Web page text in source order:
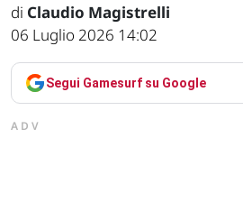
di Claudio Magistrelli
06 Luglio 2026 14:02
Segui Gamesurf su Google
ADV